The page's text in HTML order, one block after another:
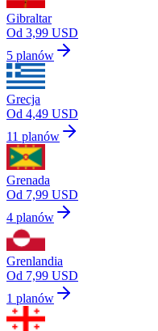
Gibraltar
Od 3,99 USD
5 planów
Grecja
Od 4,49 USD
11 planów
Grenada
Od 7,99 USD
4 planów
Grenlandia
Od 7,99 USD
1 planów